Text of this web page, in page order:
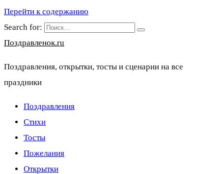
Перейти к содержанию
Search for:
Поздравленок.ru
Поздравления, открытки, тосты и сценарии на все
праздники
Поздравления
Стихи
Тосты
Пожелания
Открытки